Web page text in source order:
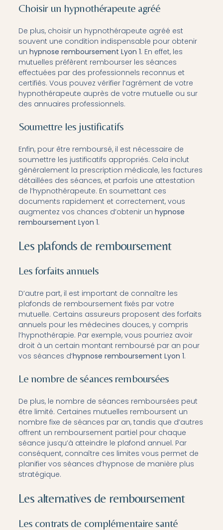
Choisir un hypnothérapeute agréé
De plus, choisir un hypnothérapeute agréé est
souvent une condition indispensable pour obtenir
un hypnose remboursement Lyon 1. En effet, les
mutuelles préfèrent rembourser les séances
effectuées par des professionnels reconnus et
certifiés. Vous pouvez vérifier l’agrément de votre
hypnothérapeute auprès de votre mutuelle ou sur
des annuaires professionnels.
Soumettre les justificatifs
Enfin, pour être remboursé, il est nécessaire de
soumettre les justificatifs appropriés. Cela inclut
généralement la prescription médicale, les factures
détaillées des séances, et parfois une attestation
de l’hypnothérapeute. En soumettant ces
documents rapidement et correctement, vous
augmentez vos chances d’obtenir un hypnose
remboursement Lyon 1.
Les plafonds de remboursement
Les forfaits annuels
D’autre part, il est important de connaître les
plafonds de remboursement fixés par votre
mutuelle. Certains assureurs proposent des forfaits
annuels pour les médecines douces, y compris
l’hypnothérapie. Par exemple, vous pourriez avoir
droit à un certain montant remboursé par an pour
vos séances d’hypnose remboursement Lyon 1.
Le nombre de séances remboursées
De plus, le nombre de séances remboursées peut
être limité. Certaines mutuelles remboursent un
nombre fixe de séances par an, tandis que d’autres
offrent un remboursement partiel pour chaque
séance jusqu’à atteindre le plafond annuel. Par
conséquent, connaître ces limites vous permet de
planifier vos séances d’hypnose de manière plus
stratégique.
Les alternatives de remboursement
Les contrats de complémentaire santé